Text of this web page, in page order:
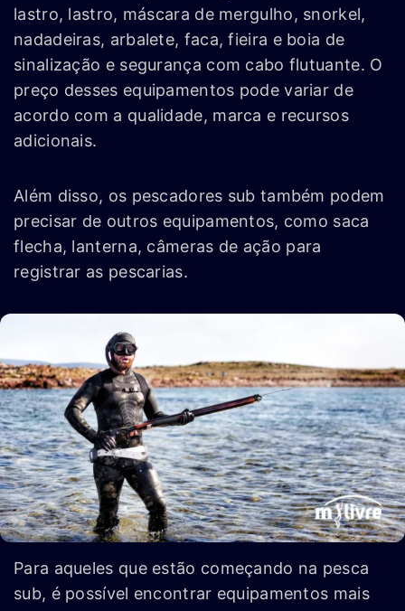
lastro, lastro, máscara de mergulho, snorkel,
nadadeiras, arbalete, faca, fieira e boia de
sinalização e segurança com cabo flutuante. O
preço desses equipamentos pode variar de
acordo com a qualidade, marca e recursos
adicionais.
Além disso, os pescadores sub também podem
precisar de outros equipamentos, como saca
flecha, lanterna, câmeras de ação para
registrar as pescarias.
Para aqueles que estão começando na pesca
sub, é possível encontrar equipamentos mais